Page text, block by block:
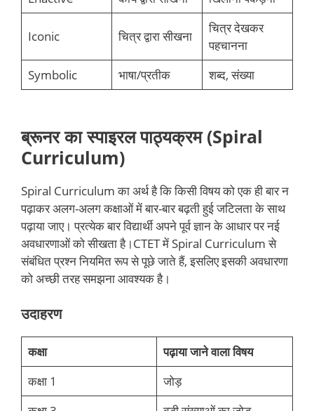
Iconic चित्र द्वारा सीखना
चित्र देखकर
पहचानना
Symbolic
भाषा/प्रतीक शब्द, संख्या
ब्रूनर का स्पाइरल पाठ्यक्रम (Spiral
Curriculum)
Spiral Curriculum का अर्थ है कि किसी विषय को एक ही बार न
पढ़ाकर अलग-अलग कक्षाओं में बार-बार बढ़ती हुई जटिलता के साथ
पढ़ाया जाए। प्रत्येक बार विद्यार्थी अपने पूर्व ज्ञान के आधार पर नई
अवधारणाओं को सीखता है।CTET में Spiral Curriculum से
संबंधित प्रश्न नियमित रूप से पूछे जाते हैं, इसलिए इसकी अवधारणा
को अच्छी तरह समझना आवश्यक है।
उदाहरण
कक्षा
पढ़ाया जाने वाला विषय
कक्षा 1
जोड़